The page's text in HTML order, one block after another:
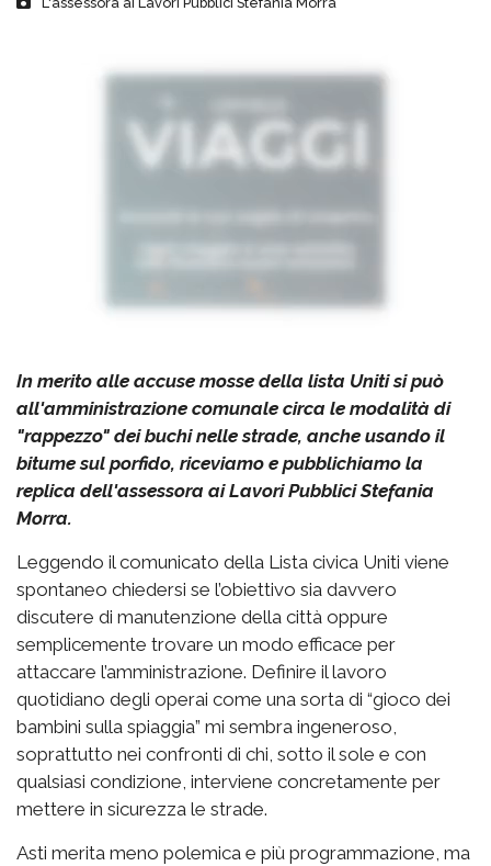
In merito alle accuse mosse della lista Uniti si può
all'amministrazione comunale circa le modalità di
"rappezzo" dei buchi nelle strade, anche usando il
bitume sul porfido, riceviamo e pubblichiamo la
replica dell'assessora ai Lavori Pubblici Stefania
Morra.
Leggendo il comunicato della Lista civica Uniti viene
spontaneo chiedersi se l’obiettivo sia davvero
discutere di manutenzione della città oppure
semplicemente trovare un modo efficace per
attaccare l’amministrazione. Definire il lavoro
quotidiano degli operai come una sorta di “gioco dei
bambini sulla spiaggia” mi sembra ingeneroso,
soprattutto nei confronti di chi, sotto il sole e con
qualsiasi condizione, interviene concretamente per
mettere in sicurezza le strade.
Asti merita meno polemica e più programmazione, ma